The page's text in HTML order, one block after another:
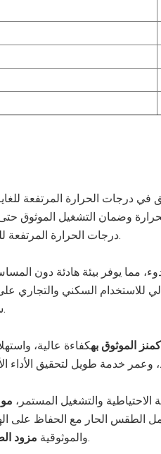
وضمان التشغيل الموثوق
درجات الحرارة المرتفعة للغاية.
للاستخدام السكني والتجاري
سواء.
الموثوق بهكفاءة عالية،
الاحتياطية والتشغيل المستمر،
الطقس الحار مع الحفاظ على
والموثوقية مزود .